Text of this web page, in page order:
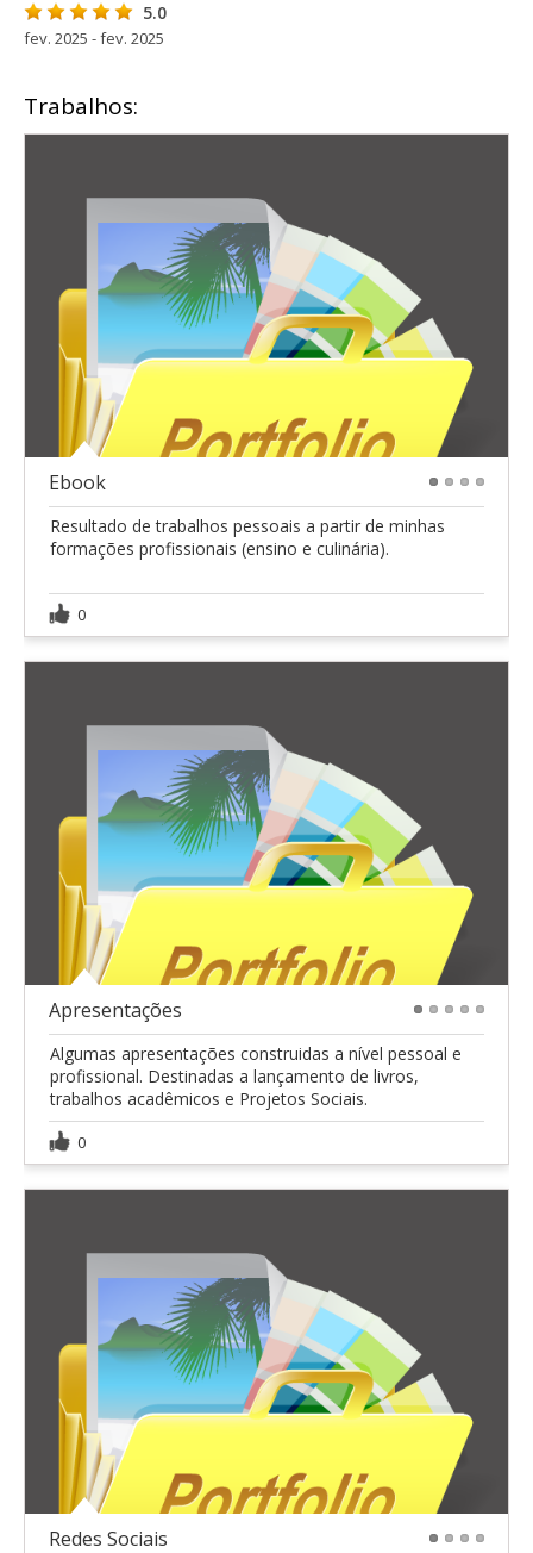
5.0
fev. 2025 - fev. 2025
Trabalhos:
Ebook
Resultado de trabalhos pessoais a partir de minhas
formações profissionais (ensino e culinária).
0
Apresentações
Algumas apresentações construidas a nível pessoal e
profissional. Destinadas a lançamento de livros,
trabalhos acadêmicos e Projetos Sociais.
0
Redes Sociais